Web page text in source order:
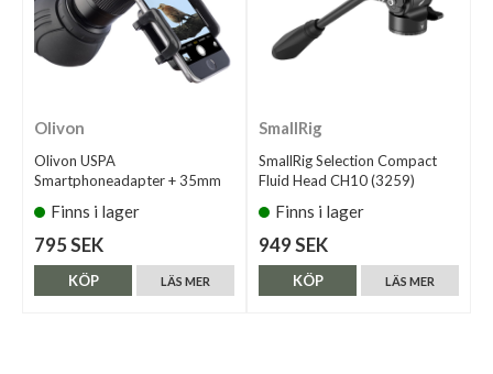
Olivon
Olivon USPA
Smartphoneadapter + 35mm
Finns i lager
795 SEK
LÄS MER
KÖP
SmallRig
SmallRig Selection Compact
Fluid Head CH10 (3259)
Finns i lager
949 SEK
LÄS MER
KÖP